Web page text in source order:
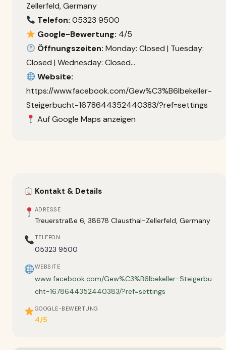
Zellerfeld, Germany
Telefon: 05323 9500
Google-Bewertung: 4/5
Öffnungszeiten: Monday: Closed | Tuesday:
Closed | Wednesday: Closed…
Website:
https://www.facebook.com/Gew%C3%B6lbekeller-
Steigerbucht-1678644352440383/?ref=settings
Auf Google Maps anzeigen
Kontakt & Details
ADRESSE
Treuerstraße 6, 38678 Clausthal-Zellerfeld, Germany
TELEFON
05323 9500
WEBSITE
www.facebook.com/Gew%C3%B6lbekeller-Steigerbu
cht-1678644352440383/?ref=settings
GOOGLE-BEWERTUNG
4/5